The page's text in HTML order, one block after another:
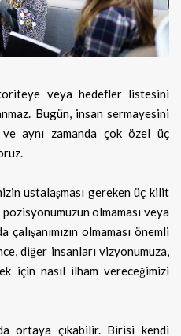
veya hedefler listesini
Bugün, insan sermayesini
aynı zamanda çok özel üç
ustalaşması gereken üç kilit
olmaması veya
olmaması önemli
diğer insanları vizyonumuza,
için nasıl ilham vereceğimizi
ortaya çıkabilir. Birisi kendi